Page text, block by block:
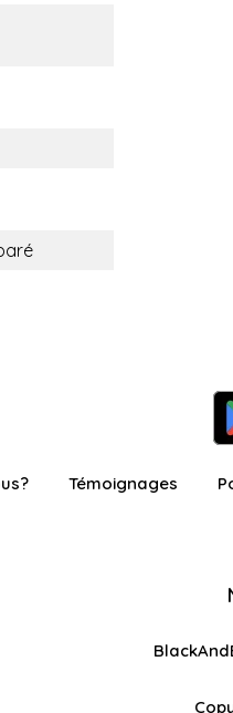
Témoignages